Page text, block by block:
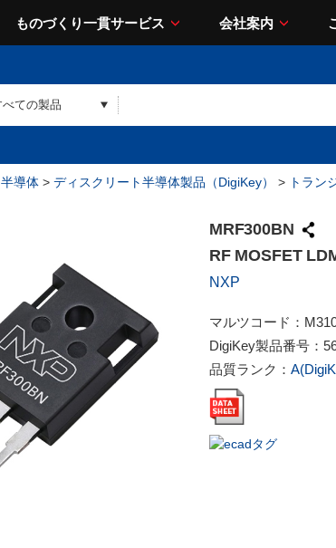
ものづくり一貫サービス 会社案内
半導体 > ディスクリート半導体製品（DigiKey） > トラン
MRF300BN
RF MOSFET
NXP
マルツコード：
DigiKey製品番号：
品質ランク：